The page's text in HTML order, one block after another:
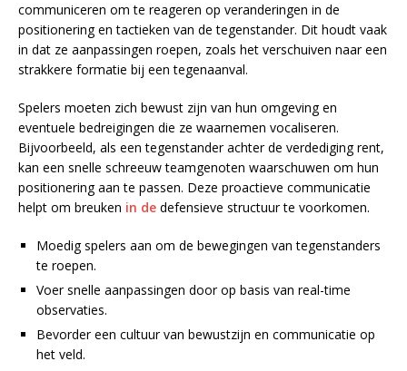
communiceren om te reageren op veranderingen in de
positionering en tactieken van de tegenstander. Dit houdt vaak
in dat ze aanpassingen roepen, zoals het verschuiven naar een
strakkere formatie bij een tegenaanval.
Spelers moeten zich bewust zijn van hun omgeving en
eventuele bedreigingen die ze waarnemen vocaliseren.
Bijvoorbeeld, als een tegenstander achter de verdediging rent,
kan een snelle schreeuw teamgenoten waarschuwen om hun
positionering aan te passen. Deze proactieve communicatie
helpt om breuken in de defensieve structuur te voorkomen.
Moedig spelers aan om de bewegingen van tegenstanders
te roepen.
Voer snelle aanpassingen door op basis van real-time
observaties.
Bevorder een cultuur van bewustzijn en communicatie op
het veld.